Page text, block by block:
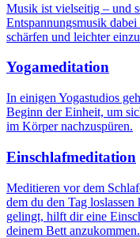
Musik ist vielseitig – und
Entspannungsmusik
schärfen und leichter
Yogameditation
In einigen Yogastudios
Beginn der Einheit, um
im Körper nachzuspüren.
Einschlafmeditation
Meditieren vor dem
dem du den Tag
gelingt, hilft dir eine
deinem Bett anzukommen.